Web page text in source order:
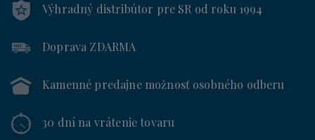
Výhradný distribútor pre SR od roku 1994
Doprava ZDARMA
Kamenné predajnemožnosť osobného odberu
30 dní na vrátenie tovaru